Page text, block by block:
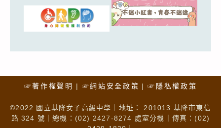
☞著作權聲明 ☞網站安全政策 ☞隱私權政策
©2022 國立基隆女子高級中學｜地址： 201013 基隆市東信
路 324 號｜總機：(02) 2427-8274 處室分機｜傳真：(02)